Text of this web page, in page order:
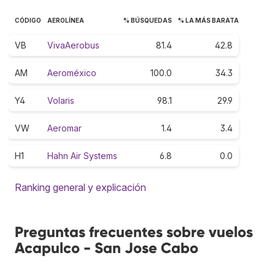
CÓDIGO AEROLÍNEA % BÚSQUEDAS % LA MÁS BARATA
VB VivaAerobus 81.4 42.8
AM Aeroméxico 100.0 34.3
Y4 Volaris 98.1 29.9
VW Aeromar 1.4 3.4
H1 Hahn Air Systems 6.8 0.0
Ranking general y explicación
Preguntas frecuentes sobre vuelos
Acapulco - San Jose Cabo